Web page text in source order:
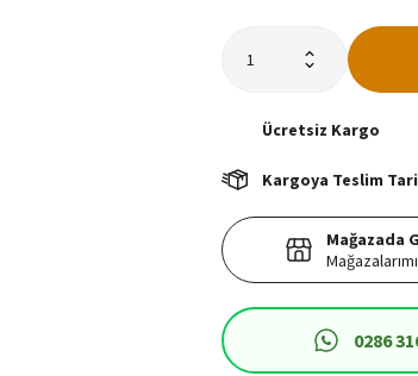
Ücretsiz Kargo
Kargoya Teslim
Mağazada
0286